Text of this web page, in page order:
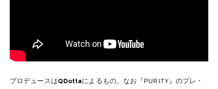
プロデュースはQDottaによるもの。なお『PURITY』のプレ・